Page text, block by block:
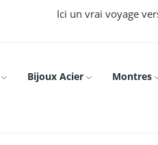
Ici un vrai voyage
Bijoux Acier Montres